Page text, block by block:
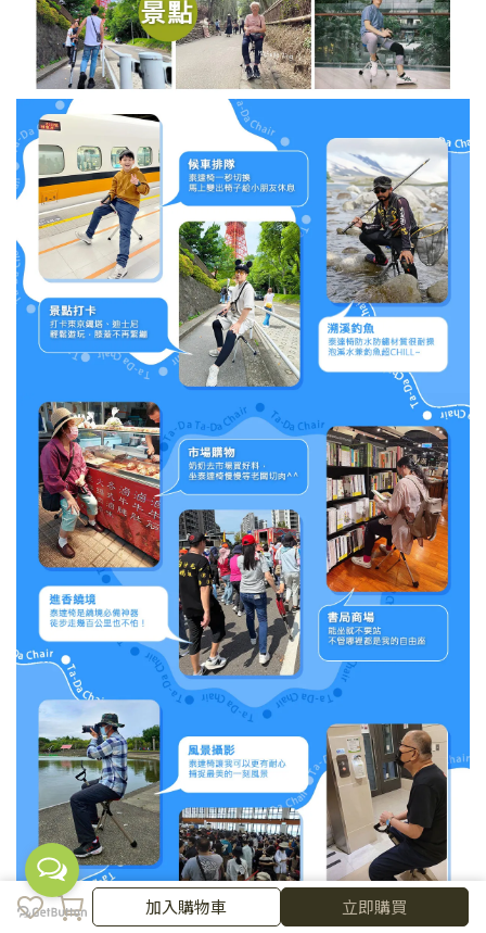
加入購物車
加入購物車 立即購買